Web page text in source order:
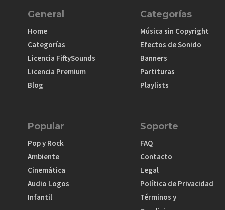
General
Home
Categorías
Licencia FiftySounds
Licencia Premium
Blog
Categorías
Música sin Copyright
Efectos de Sonido
Banners
Partituras
Playlists
Popular
Pop y Rock
Ambiente
Cinemática
Audio Logos
Infantil
Soporte
FAQ
Contacto
Legal
Política de Privacidad
Términos y